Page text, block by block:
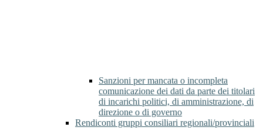
Sanzioni per mancata o incompleta
comunicazione dei dati da parte dei titolari
di incarichi politici, di amministrazione, di
direzione o di governo
Rendiconti gruppi consiliari regionali/provinciali